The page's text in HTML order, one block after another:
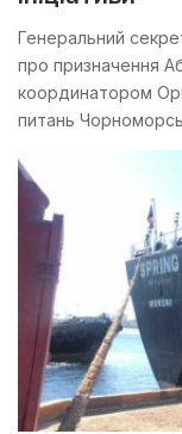
Генеральний
про призначення
координатором
питань